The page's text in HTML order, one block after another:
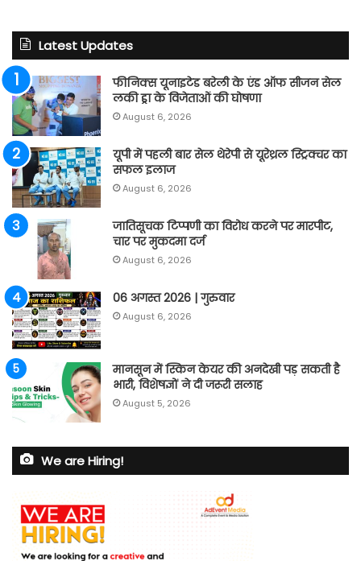
Latest Updates
फीनिक्स यूनाइटेड बरेली के एंड ऑफ सीजन सेल
लकी ड्रा के विजेताओं की घोषणा
August 6, 2026
यूपी में पहली बार सेल थेरेपी से यूरेथ्रल स्ट्रिक्चर का
सफल इलाज
August 6, 2026
जातिसूचक टिप्पणी का विरोध करने पर मारपीट,
चार पर मुकदमा दर्ज
August 6, 2026
06 अगस्त 2026 | गुरुवार
August 6, 2026
मानसून में स्किन केयर की अनदेखी पड़ सकती है
भारी, विशेषज्ञों ने दी जरूरी सलाह
August 5, 2026
We are Hiring!